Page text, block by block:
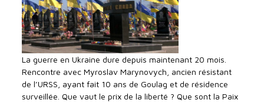
La guerre en Ukraine dure depuis maintenant 20 mois.
Rencontre avec Myroslav Marynovych, ancien résistant
de l’URSS, ayant fait 10 ans de Goulag et de résidence
surveillée. Que vaut le prix de la liberté ? Que sont la Paix